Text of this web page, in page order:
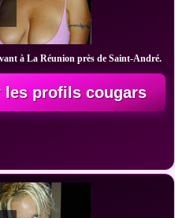
à La Réunion près de Saint-André.
les profils cougars